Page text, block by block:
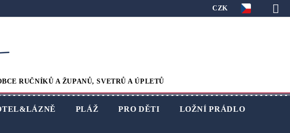
CZK
RUČNÍKŮ A ŽUPANŮ, SVETRŮ A ÚPLETŮ
PLÁŽ PRO DĚTI LOŽNÍ PRÁDLO